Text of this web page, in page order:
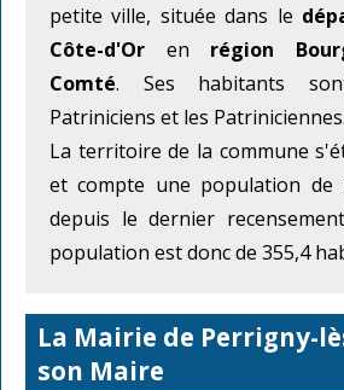
petite ville, située dans le
Côte-d'Or en région
Comté. Ses habitants
Patriniciens et les Patriniciennes.
La territoire de la commune
et compte une population de
depuis le dernier
population est donc de 355,4
La Mairie de Perrigny-
son Maire